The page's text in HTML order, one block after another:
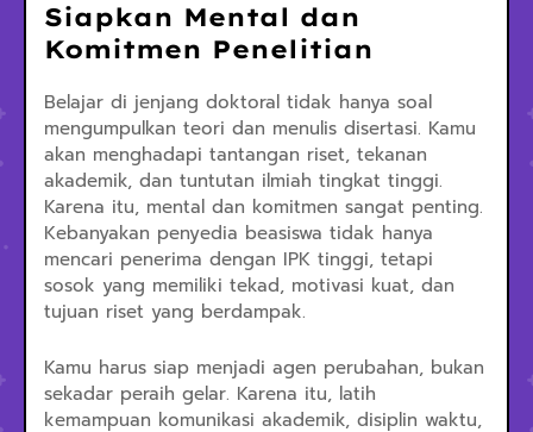
Siapkan Mental dan
Komitmen Penelitian
Belajar di jenjang doktoral tidak hanya soal
mengumpulkan teori dan menulis disertasi. Kamu
akan menghadapi tantangan riset, tekanan
akademik, dan tuntutan ilmiah tingkat tinggi.
Karena itu, mental dan komitmen sangat penting.
Kebanyakan penyedia beasiswa tidak hanya
mencari penerima dengan IPK tinggi, tetapi
sosok yang memiliki tekad, motivasi kuat, dan
tujuan riset yang berdampak.
Kamu harus siap menjadi agen perubahan, bukan
sekadar peraih gelar. Karena itu, latih
kemampuan komunikasi akademik, disiplin waktu,